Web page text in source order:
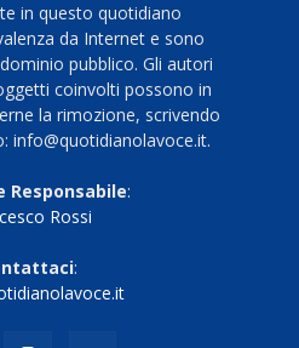
in questo quotidiano
da Internet e sono
pubblico. Gli autori
coinvolti possono in
la rimozione, scrivendo
info@quotidianolavoce.it.
Responsabile:
Rossi
: